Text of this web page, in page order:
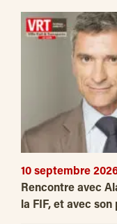
10 septembre
Rencontre avec
la FIF, et avec